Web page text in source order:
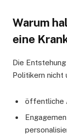
Warum
eine
Die
Politikern nicht
öffentliche